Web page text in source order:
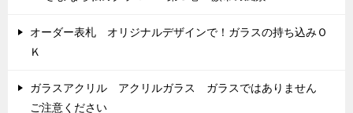
オーダー表札 オリジナルデザインで！ガラスの持ち込みＯ
Ｋ
ガラスアクリル アクリルガラス ガラスではありません
ご注意ください